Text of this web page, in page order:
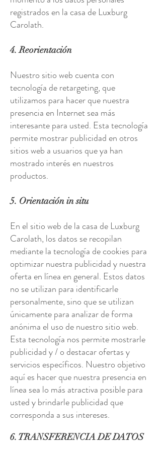
registrados en la casa de Luxburg
Carolath.
4. Reorientación
Nuestro sitio web cuenta con
tecnología de retargeting, que
utilizamos para hacer que nuestra
presencia en Internet sea más
interesante para usted. Esta tecnología
permite mostrar publicidad en otros
sitios web a usuarios que ya han
mostrado interés en nuestros
productos.
5. Orientación in situ
En el sitio web de la casa de Luxburg
Carolath, los datos se recopilan
mediante la tecnología de cookies para
optimizar nuestra publicidad y nuestra
oferta en línea en general. Estos datos
no se utilizan para identificarle
personalmente, sino que se utilizan
únicamente para analizar de forma
anónima el uso de nuestro sitio web.
Esta tecnología nos permite mostrarle
publicidad y / o destacar ofertas y
servicios específicos. Nuestro objetivo
aquí es hacer que nuestra presencia en
línea sea lo más atractiva posible para
usted y brindarle publicidad que
corresponda a sus intereses.
6. TRANSFERENCIA DE DATOS